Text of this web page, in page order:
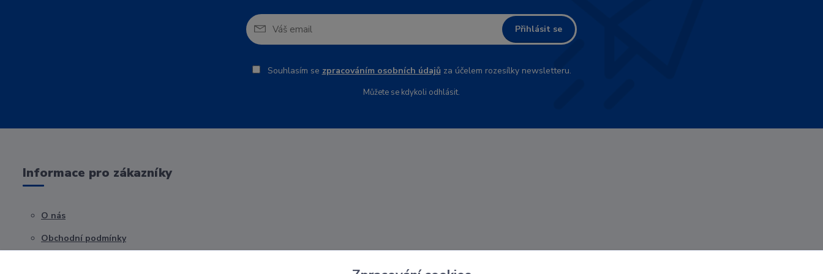
Přihlásit se
Souhlasím se zpracováním osobních údajůza účelem rozesílky newsletteru.
Můžete se kdykoli odhlásit.
Informace pro zákazníky
O nás
Obchodní podmínky